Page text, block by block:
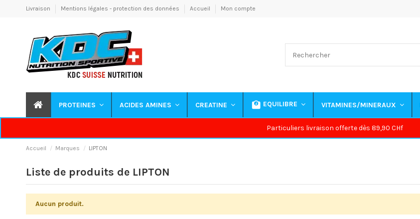
Livraison Mentions légales - protection des données Accueil Mon compte
PROTEINES ACIDES AMINES CREATINE EQUILIBRE VITAMINES/MINERAUX
Particuliers livraison offerte dès 89,90 CHf
Accueil Marques LIPTON
Liste de produits de LIPTON
Aucun produit.